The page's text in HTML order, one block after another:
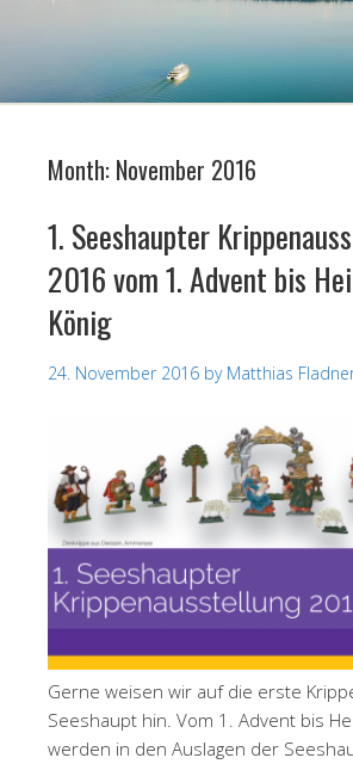
Month: November 2016
1. Seeshaupter
2016 vom 1. Advent bis
König
24. November 2016 by Matthias
Gerne weisen wir auf die erste
Seeshaupt hin. Vom 1. Advent bis
werden in den Auslagen der